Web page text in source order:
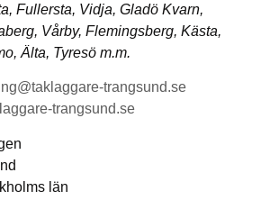
Fullersta, Vidja, Gladö Kvarn,
Vårby, Flemingsberg, Kästa,
Älta, Tyresö m.m.
trangsund.se
trangsund.se
län